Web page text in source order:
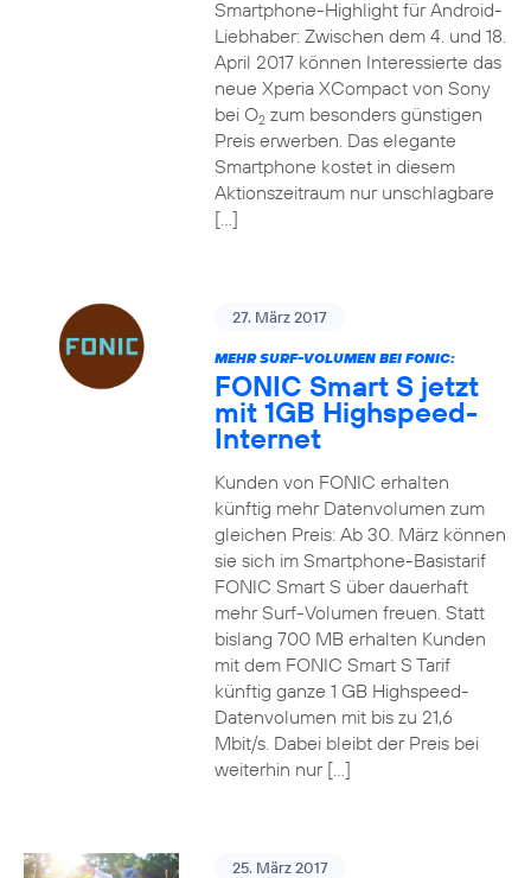
Smartphone-Highlight für Android-
Liebhaber: Zwischen dem 4. und 18.
April 2017 können Interessierte das
neue Xperia XCompact von Sony
bei O2zum besonders günstigen
Preis erwerben. Das elegante
Smartphone kostet in diesem
Aktionszeitraum nur unschlagbare
[…]
27. März 2017
MEHR SURF-VOLUMEN BEI FONIC:
FONIC Smart S jetzt
mit 1GB Highspeed-
Internet
Kunden von FONIC erhalten
künftig mehr Datenvolumen zum
gleichen Preis: Ab 30. März können
sie sich im Smartphone-Basistarif
FONIC Smart S über dauerhaft
mehr Surf-Volumen freuen. Statt
bislang 700 MB erhalten Kunden
mit dem FONIC Smart S Tarif
künftig ganze 1 GB Highspeed-
Datenvolumen mit bis zu 21,6
Mbit/s. Dabei bleibt der Preis bei
weiterhin nur […]
25. März 2017